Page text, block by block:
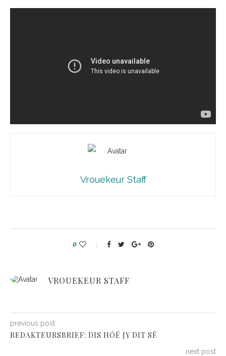
Vrouekeur Staff
0
VROUEKEUR STAFF
previous post
REDAKTEURSBRIEF: DIS HÓÉ JY DIT SÊ
next post